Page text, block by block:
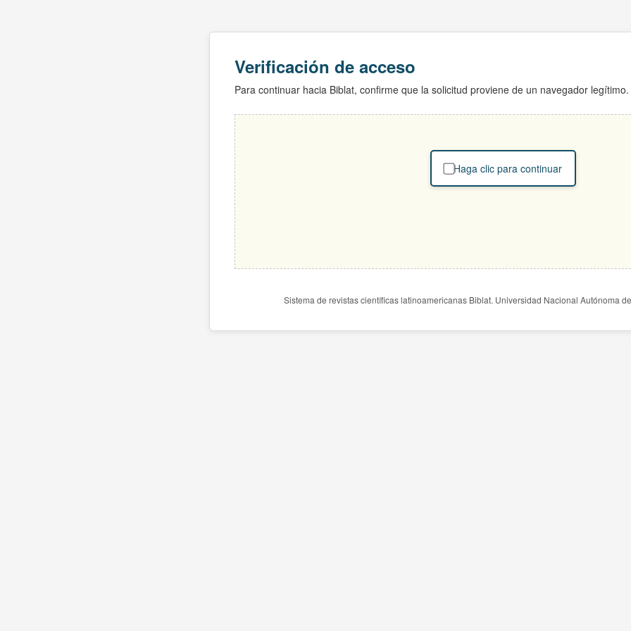
Verificación de acceso
Para continuar hacia Biblat, confirme que la solicitud proviene de un navegador legítimo.
Haga clic para continuar
Sistema de revistas científicas latinoamericanas Biblat. Universidad Nacional Autónoma